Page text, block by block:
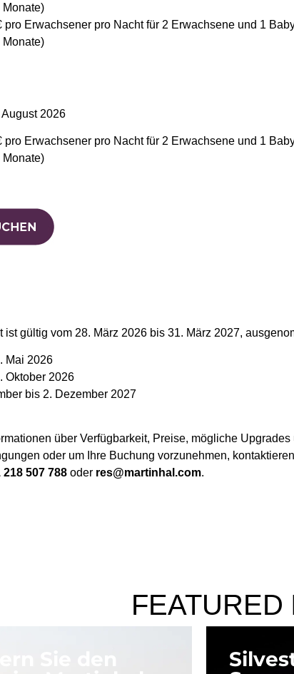
Monate)
pro Erwachsener pro Nacht für 2 Erwachsene und 1
Monate)
2026
pro Erwachsener pro Nacht für 2 Erwachsene und 1
Monate)
ist gültig vom 28. März 2026 bis 31. März 2027,
Mai 2026
Oktober 2026
bis 2. Dezember 2027
über Verfügbarkeit, Preise, mögliche Upgrades
oder um Ihre Buchung vorzunehmen,
218 507 788 oder res@martinhal.com.
FEATURED